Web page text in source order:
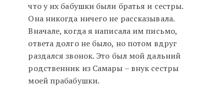
что у их бабушки были братья и сестры.
Она никогда ничего не рассказывала.
Вначале, когда я написала им письмо,
ответа долго не было, но потом вдруг
раздался звонок. Это был мой дальний
родственник из Самары – внук сестры
моей прабабушки.